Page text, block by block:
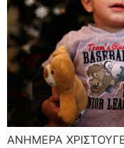
ΑΝΗΜΕΡΑ